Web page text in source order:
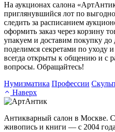
На аукционах салона
приглянувшийся лот по
следить за расписанием
оформить заказ через корзину
упакуем и доставим покупку до
поделимся секретами по уходу
всегда открыты к общению и с
вопросы. Обращайтесь!
Нумизматика Профессии
Наверх
Антикварный салон в Москве.
живопись и книги — с 2004